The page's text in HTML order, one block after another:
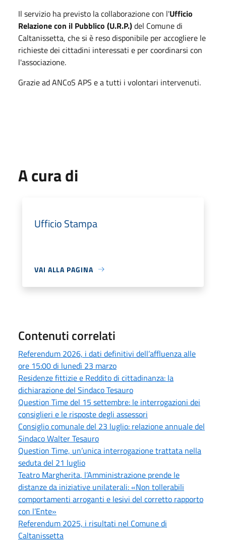
Il servizio ha previsto la collaborazione con l'Ufficio
Relazione con il Pubblico (U.R.P.)del Comune di
Caltanissetta, che si è reso disponibile per accogliere le
richieste dei cittadini interessati e per coordinarsi con
l'associazione.
Grazie ad ANCoS APS e a tutti i volontari intervenuti.
A cura di
Ufficio Stampa
VAI ALLA PAGINA
Contenuti correlati
Referendum 2026, i dati definitivi dell’affluenza alle
ore 15:00 di lunedì 23 marzo
Residenze fittizie e Reddito di cittadinanza: la
dichiarazione del Sindaco Tesauro
Question Time del 15 settembre: le interrogazioni dei
consiglieri e le risposte degli assessori
Consiglio comunale del 23 luglio: relazione annuale del
Sindaco Walter Tesauro
Question Time, un’unica interrogazione trattata nella
seduta del 21 luglio
Teatro Margherita, l’Amministrazione prende le
distanze da iniziative unilaterali: «Non tollerabili
comportamenti arroganti e lesivi del corretto rapporto
con l’Ente»
Referendum 2025, i risultati nel Comune di
Caltanissetta